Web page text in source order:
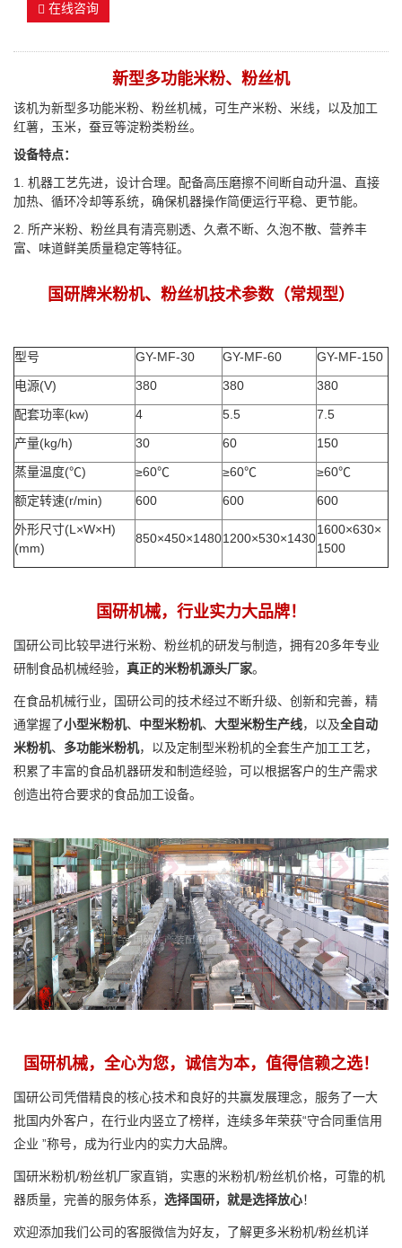
在线咨询
新型多功能米粉、粉丝机
该机为新型多功能米粉、粉丝机械，可生产米粉、米线，以及加工
红薯，玉米，蚕豆等淀粉类粉丝。
设备特点：
1. 机器工艺先进，设计合理。配备高压磨擦不间断自动升温、直接
加热、循环冷却等系统，确保机器操作简便运行平稳、更节能。
2. 所产米粉、粉丝具有清亮剔透、久煮不断、久泡不散、营养丰
富、味道鲜美质量稳定等特征。
国研牌米粉机、粉丝机技术参数（常规型）
型号 GY-MF-30 GY-MF-60
GY-MF-150
电源(V)
380 380
380
配套功率(kw)
4 5.5
7.5
产量(kg/h)
30 60
150
蒸量温度(℃)
≥60℃ ≥60℃
≥60℃
额定转速(r/min)
600 600
600
外形尺寸(L×W×H)
(mm)
850×450×14801200×530×1430
1600×630×
1500
国研机械，行业实力大品牌！
国研公司比较早进行米粉、粉丝机的研发与制造，拥有20多年专业
研制食品机械经验， 真正的米粉机源头厂家。
在食品机械行业，国研公司的技术经过不断升级、创新和完善，精
通掌握了小型米粉机、 中型米粉机、 大型米粉生产线，以及全自动
米粉机、 多功能米粉机，以及定制型米粉机的全套生产加工工艺，
积累了丰富的食品机器研发和制造经验，可以根据客户的生产需求
创造出符合要求的食品加工设备。
国研机械，全心为您，诚信为本，值得信赖之选！
国研公司凭借精良的核心技术和良好的共赢发展理念，服务了一大
批国内外客户，在行业内竖立了榜样，连续多年荣获“守合同重信用
企业 ”称号，成为行业内的实力大品牌。
国研米粉机/粉丝机厂家直销，实惠的米粉机/粉丝机价格，可靠的机
器质量，完善的服务体系， 选择国研，就是选择放心！
欢迎添加我们公司的客服微信为好友，了解更多米粉机/粉丝机详